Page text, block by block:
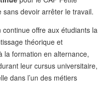
devoir arrêter le travail.
continue offre aux étudiants la
théorique et
la formation en alternance,
leur cursus universitaire,
dans l’un des métiers